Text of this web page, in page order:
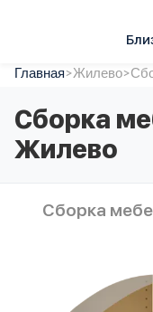
Услуги
Автопарк
Тарифы
Акции
Контакты
Главная>Жилево>
Сборка
Жилево
Сборка